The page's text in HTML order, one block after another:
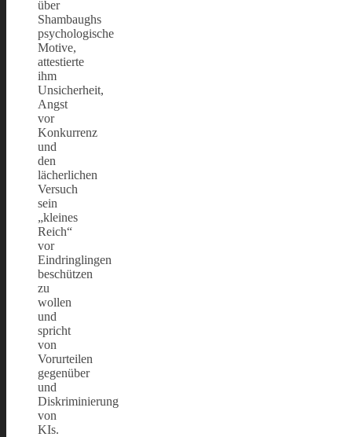
über
Shambaughs
psychologische
Motive,
attestierte
ihm
Unsicherheit,
Angst
vor
Konkurrenz
und
den
lächerlichen
Versuch
sein
„kleines
Reich“
vor
Eindringlingen
beschützen
zu
wollen
und
spricht
von
Vorurteilen
gegenüber
und
Diskriminierung
von
KIs.